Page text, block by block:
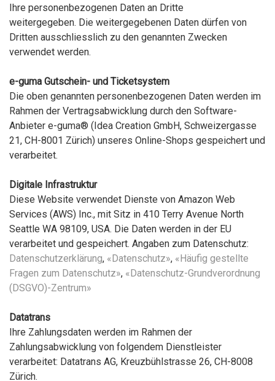
Ihre personenbezogenen Daten an Dritte
weitergegeben. Die weitergegebenen Daten dürfen von
Dritten ausschliesslich zu den genannten Zwecken
verwendet werden.
e-guma Gutschein- und Ticketsystem
Die oben genannten personenbezogenen Daten werden im
Rahmen der Vertragsabwicklung durch den Software-
Anbieter e-guma® (Idea Creation GmbH, Schweizergasse
21, CH-8001 Zürich) unseres Online-Shops gespeichert und
verarbeitet.
Digitale Infrastruktur
Diese Website verwendet Dienste von Amazon Web
Services (AWS) Inc., mit Sitz in 410 Terry Avenue North
Seattle WA 98109, USA. Die Daten werden in der EU
verarbeitet und gespeichert. Angaben zum Datenschutz:
Datenschutzerklärung, «Datenschutz», «Häufig gestellte
Fragen zum Datenschutz», «Datenschutz-Grundverordnung
(DSGVO)-Zentrum»
Datatrans
Ihre Zahlungsdaten werden im Rahmen der
Zahlungsabwicklung von folgendem Dienstleister
verarbeitet: Datatrans AG, Kreuzbühlstrasse 26, CH-8008
Zürich.